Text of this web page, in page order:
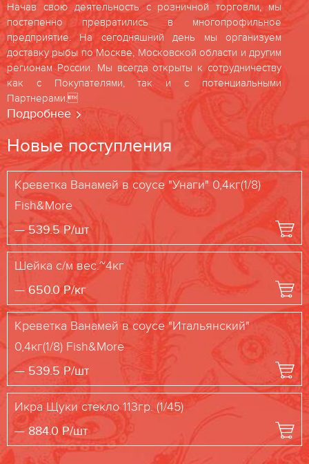
Начав свою деятельность с розничной торговли, мы
постепенно превратились в многопрофильное
предприятие. На сегодняшний день мы организуем
доставку рыбы по Москве, Московской области и другим
регионам России. Мы всегда открыты к сотрудничеству
как с Покупателями, так и с потенциальными
Партнерами.
Подробнее
Новые поступления
Креветка Ванамей в соусе "Унаги" 0,4кг(1/8)
Fish&More
539.5 P/шт
Шейка с/м вес.~4кг
650.0 P/кг
Креветка Ванамей в соусе "Итальянский"
0,4кг(1/8) Fish&More
539.5 P/шт
Икра Щуки стекло 113гр. (1/45)
884.0 P/шт